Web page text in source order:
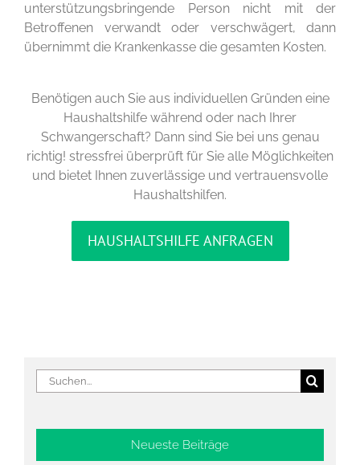
unterstützungsbringende Person nicht mit der
Betroffenen verwandt oder verschwägert, dann
übernimmt die Krankenkasse die gesamten Kosten.
Benötigen auch Sie aus individuellen Gründen eine
Haushaltshilfe während oder nach Ihrer
Schwangerschaft? Dann sind Sie bei uns genau
richtig! stressfrei überprüft für Sie alle Möglichkeiten
und bietet Ihnen zuverlässige und vertrauensvolle
Haushaltshilfen.
HAUSHALTSHILFE ANFRAGEN
Suche
nach:
Neueste Beiträge